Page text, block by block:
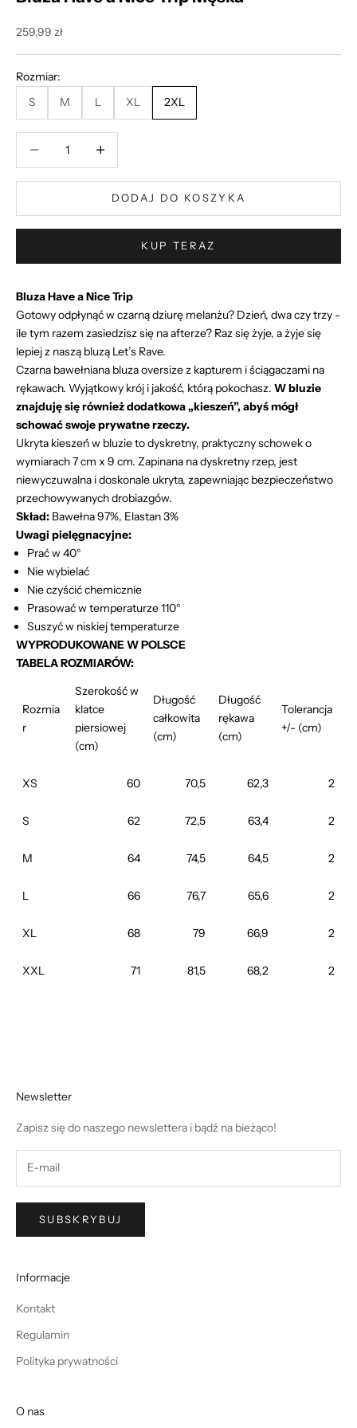
Cena promocyjna
259,99 zł
Rozmiar:
S
M L XL 2XL
DODAJ DO KOSZYKA
KUP TERAZ
Bluza Have a Nice Trip
Gotowy odpłynąć w czarną dziurę melanżu? Dzień, dwa czy trzy -
ile tym razem zasiedzisz się na afterze? Raz się żyje, a żyje się
lepiej z naszą bluzą Let’s Rave.
Czarna bawełniana bluza oversize z kapturem i ściągaczami na
rękawach. Wyjątkowy krój i jakość, którą pokochasz. W bluzie
znajduję się również dodatkowa ,,kieszeń”, abyś mógł
schować swoje prywatne rzeczy.
Ukryta kieszeń w bluzie to dyskretny, praktyczny schowek o
wymiarach 7 cm x 9 cm. Zapinana na dyskretny rzep, jest
niewyczuwalna i doskonale ukryta, zapewniając bezpieczeństwo
przechowywanych drobiazgów.
Skład: Bawełna 97%, Elastan 3%
Uwagi pielęgnacyjne:
Prać w 40°
Nie wybielać
Nie czyścić chemicznie
Prasować w temperaturze 110°
Suszyć w niskiej temperaturze
WYPRODUKOWANE W POLSCE
TABELA ROZMIARÓW:
Rozmia
r
Szerokość w
klatce
piersiowej
(cm)
Długość
całkowita
(cm)
Długość
rękawa
(cm)
Tolerancja
+/- (cm)
XS 60 70,5 62,3 2
S 62 72,5 63,4 2
M 64 74,5 64,5 2
L 66 76,7 65,6 2
XL 68 79 66,9 2
XXL 71 81,5 68,2 2
Newsletter
Zapisz się do naszego newslettera i bądź na bieżąco!
SUBSKRYBUJ
Informacje
Kontakt
Regulamin
Polityka prywatności
O nas